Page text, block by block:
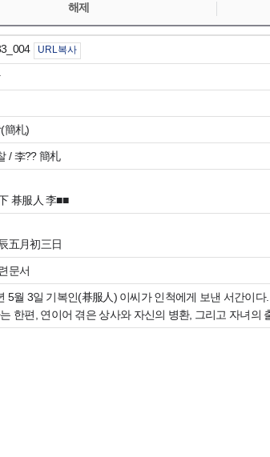
해제
URL복사
簡札)
/ 李?? 簡札
朞服人 李■■
五月初三日
문서
5월 3일 기복인(朞服人) 이씨가 인척에게 보낸 서간이
한편, 연이어 겪은 상사와 자신의 병환, 그리고 자녀의